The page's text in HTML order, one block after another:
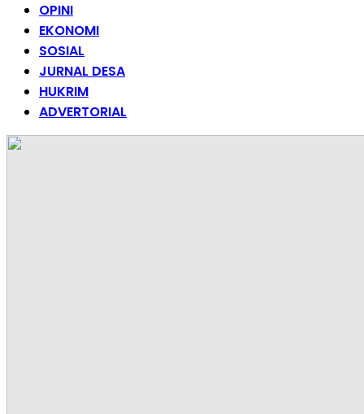
OPINI
EKONOMI
SOSIAL
JURNAL DESA
HUKRIM
ADVERTORIAL